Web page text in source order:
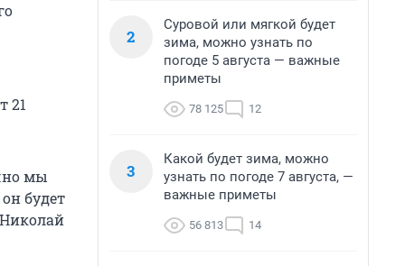
21
мы
будет
Николай
2
Суровой или мягкой будет
зима, можно узнать по
погоде 5 августа — важные
приметы
78 125 12
3
Какой будет зима, можно
узнать по погоде 7 августа, —
важные приметы
56 813 14